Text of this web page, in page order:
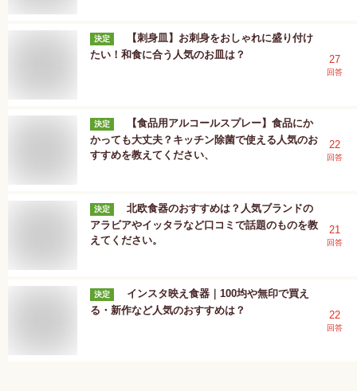
決定
【刺身皿】お刺身をおしゃれに盛り付け
たい！和食に合う人気のお皿は？
27
回答
決定
【食品用アルコールスプレー】食品にか
かっても大丈夫？キッチン除菌で使える人気のお
すすめを教えてください、
22
回答
決定
北欧食器のおすすめは？人気ブランドの
アラビアやイッタラなど口コミで話題のものを教
えてください。
21
回答
決定
インスタ映え食器｜100均や無印で買え
る・新作など人気のおすすめは？
22
回答